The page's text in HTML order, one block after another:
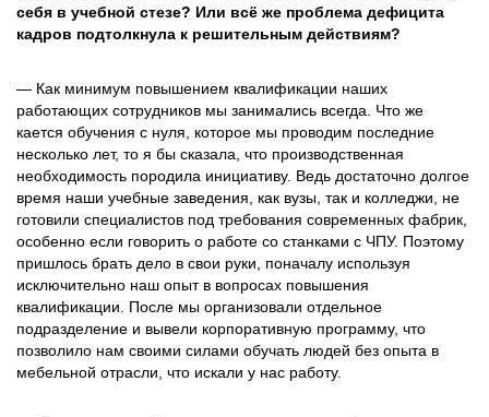
себя в учебной стезе? Или всё же проблема дефицита
кадров подтолкнула к решительным действиям?
— Как минимум повышением квалификации наших
работающих сотрудников мы занимались всегда. Что же
кается обучения с нуля, которое мы проводим последние
несколько лет, то я бы сказала, что производственная
необходимость породила инициативу. Ведь достаточно долгое
время наши учебные заведения, как вузы, так и колледжи, не
готовили специалистов под требования современных фабрик,
особенно если говорить о работе со станками с ЧПУ. Поэтому
пришлось брать дело в свои руки, поначалу используя
исключительно наш опыт в вопросах повышения
квалификации. После мы организовали отдельное
подразделение и вывели корпоративную программу, что
позволило нам своими силами обучать людей без опыта в
мебельной отрасли, что искали у нас работу.